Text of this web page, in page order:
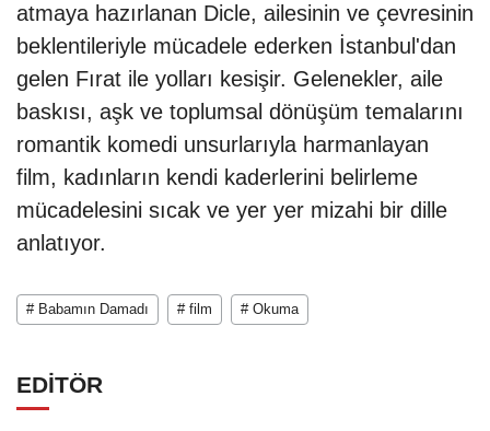
atmaya hazırlanan Dicle, ailesinin ve çevresinin
beklentileriyle mücadele ederken İstanbul'dan
gelen Fırat ile yolları kesişir. Gelenekler, aile
baskısı, aşk ve toplumsal dönüşüm temalarını
romantik komedi unsurlarıyla harmanlayan
film, kadınların kendi kaderlerini belirleme
mücadelesini sıcak ve yer yer mizahi bir dille
anlatıyor.
# Babamın Damadı # film # Okuma
EDİTÖR